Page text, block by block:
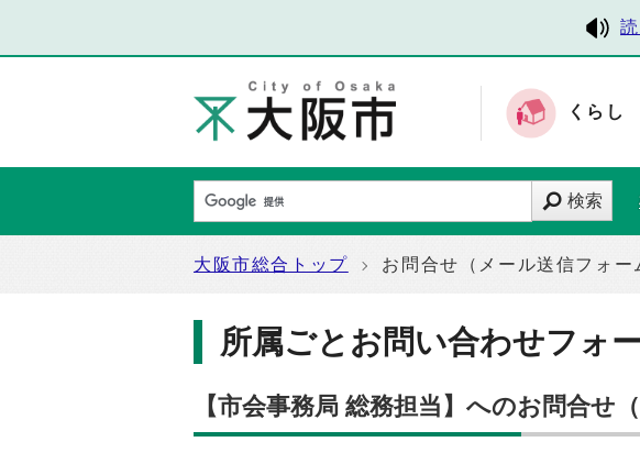
くらし
検索
大阪市総合トップ お問合せ（メール送信フォー
所属ごとお問い合わせフォ
【市会事務局 総務担当】へのお問合せ（